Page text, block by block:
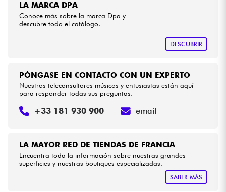
LA MARCA DPA
Conoce más sobre la marca Dpa y
descubre todo el catálogo.
DESCUBRIR
LA MAYOR RED DE TIENDAS DE FRANCIA
Encuentra toda la información sobre nuestras grandes
superficies y nuestras boutiques especializadas.
SABER MÁS
PÓNGASE EN CONTACTO CON UN EXPERTO
Nuestros teleconsultores músicos y entusiastas están aquí
para responder todas sus preguntas.
+33 181 930 900 email